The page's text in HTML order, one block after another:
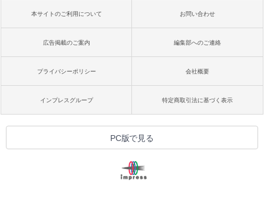
本サイトのご利用について お問い合わせ
広告掲載のご案内 編集部へのご連絡
プライバシーポリシー 会社概要
インプレスグループ 特定商取引法に基づく表示
PC版で見る